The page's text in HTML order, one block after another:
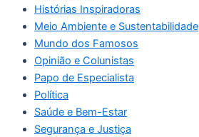
Histórias Inspiradoras
Meio Ambiente e Sustentabilidade
Mundo dos Famosos
Opinião e Colunistas
Papo de Especialista
Política
Saúde e Bem-Estar
Segurança e Justiça